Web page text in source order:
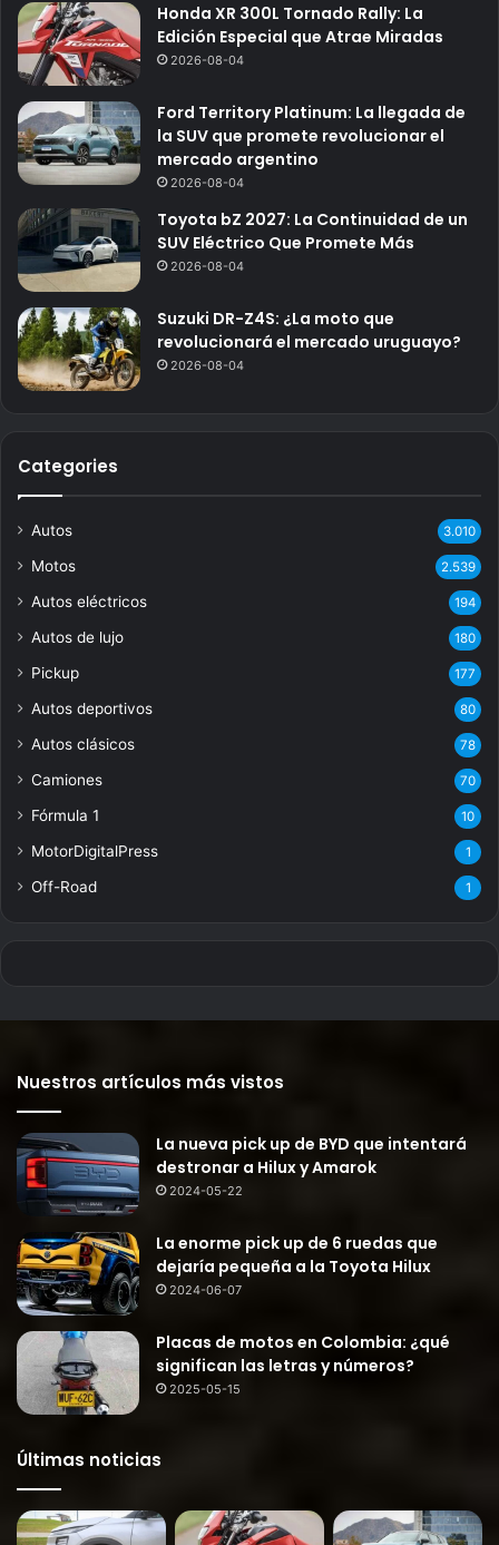
Honda XR 300L Tornado Rally: La
Edición Especial que Atrae Miradas
2026-08-04
Ford Territory Platinum: La llegada de
la SUV que promete revolucionar el
mercado argentino
2026-08-04
Toyota bZ 2027: La Continuidad de un
SUV Eléctrico Que Promete Más
2026-08-04
Suzuki DR-Z4S: ¿La moto que
revolucionará el mercado uruguayo?
2026-08-04
Categories
Autos 3.010
Motos 2.539
Autos eléctricos 194
Autos de lujo 180
Pickup 177
Autos deportivos 80
Autos clásicos 78
Camiones 70
Fórmula 1 10
MotorDigitalPress 1
Off-Road 1
Nuestros artículos más vistos
La nueva pick up de BYD que intentará
destronar a Hilux y Amarok
2024-05-22
La enorme pick up de 6 ruedas que
dejaría pequeña a la Toyota Hilux
2024-06-07
Placas de motos en Colombia: ¿qué
significan las letras y números?
2025-05-15
Últimas noticias